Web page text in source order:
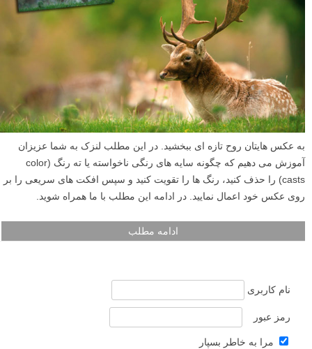
به عکس هایتان روح تازه ای ببخشید. در این مطلب لنزک به شما عزیزان
آموزش می دهیم که چگونه سایه های رنگی ناخواسته یا ته رنگ (color
casts) را حذف کنید، رنگ ها را تقویت کنید و سپس افکت های سریعی را بر
روی عکس خود اعمال نمایید. در ادامه این مطلب با ما همراه شوید.
ادامه مطلب
نام کاربری
رمز عبور
مرا به خاطر بسپار